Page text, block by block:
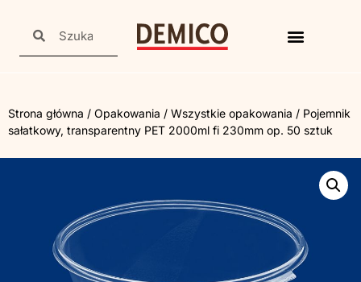
Strona główna / Opakowania / Wszystkie opakowania / Pojemnik
sałatkowy, transparentny PET 2000ml fi 230mm op. 50 sztuk